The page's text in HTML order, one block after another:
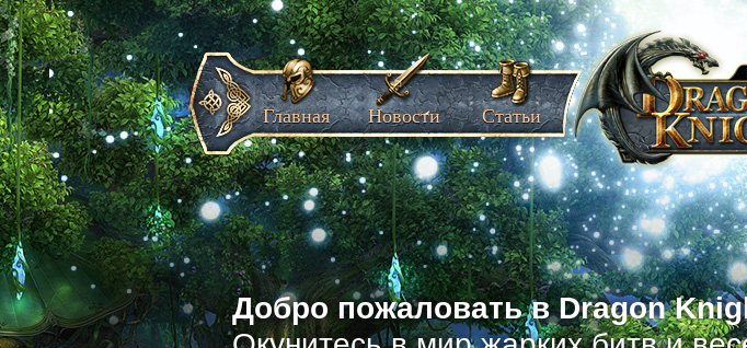
Добро пожаловать в Dragon
Главная Новости Статьи